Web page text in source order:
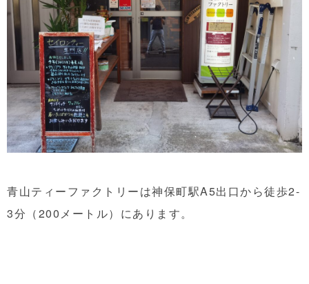
青山ティーファクトリーは神保町駅A5出口から徒歩2-
3分（200メートル）にあります。